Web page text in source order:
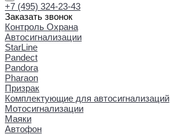
+7 (495) 324-23-43
Заказать звонок
Контроль Охрана
Автосигнализации
StarLine
Pandect
Pandora
Pharaon
Призрак
Комплектующие для автосигнализаций
Мотосигнализации
Маяки
Автофон